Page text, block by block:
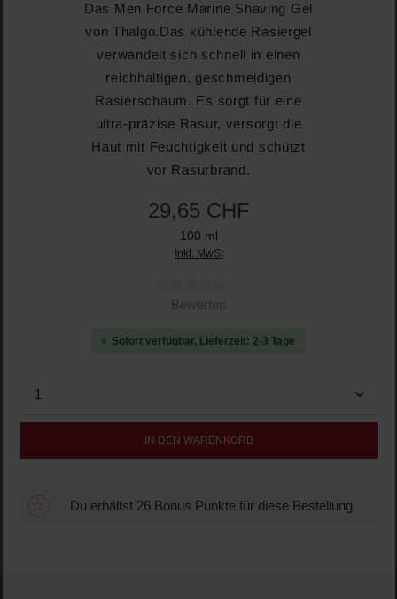
Das Men Force Marine Shaving Gel
von Thalgo.Das kühlende Rasiergel
verwandelt sich schnell in einen
reichhaltigen, geschmeidigen
Rasierschaum. Es sorgt für eine
ultra-präzise Rasur, versorgt die
Haut mit Feuchtigkeit und schützt
vor Rasurbrand.
29,65 CHF
100 ml
Inkl. MwSt
Durchschnittliche Bewertung von 0 von 5 Sternen
Bewerten
Sofort verfügbar, Lieferzeit: 2-3 Tage
Produkt Anzahl: Gib den gewünschten Wert ein
IN DEN WARENKORB
Du erhältst 26 Bonus Punkte für diese Bestellung